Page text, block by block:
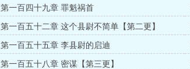
第一百四十九章 罪魁祸首
第一百五十二章 这个县尉不简单【第二更】
第一百五十五章 李县尉的启迪
第一百五十八章 密谋【第三更】